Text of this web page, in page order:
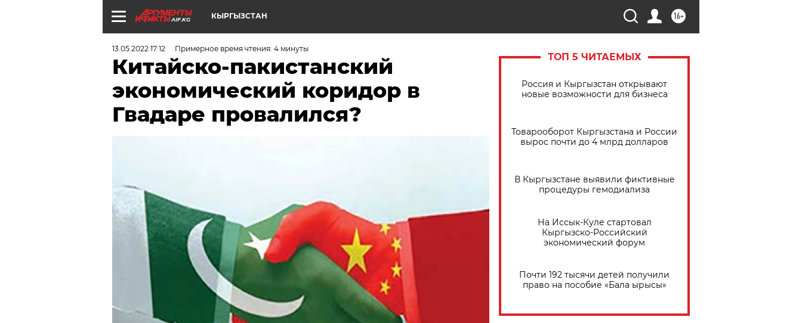
AIF.KG 16+
КЫРГЫЗСТАН
13.05.2022 17:12 Примерное время чтения: 4 минуты
Китайско-пакистанский
экономический коридор в
Гвадаре провалился?
ТОП 5 ЧИТАЕМЫХ
Россия и Кыргызстан открывают
новые возможности для бизнеса
Товарооборот Кыргызстана и России
вырос почти до 4 млрд долларов
В Кыргызстане выявили фиктивные
процедуры гемодиализа
На Иссык-Куле стартовал
Кыргызско-Российский
экономический форум
Почти 192 тысячи детей получили
право на пособие «Бала ырысы»